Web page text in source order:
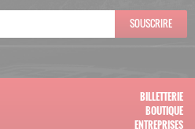
SOUSCRIRE
BILLETTERIE
BOUTIQUE
ENTREPRISES